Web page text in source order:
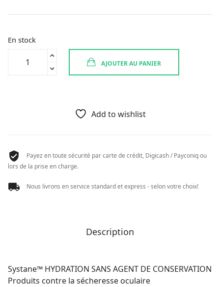
En stock
AJOUTER AU PANIER
Add to wishlist
Payez en toute sécurité par carte de crédit, Digicash / Payconiq ou
lors de la prise en charge.
Nous livrons en service standard et express - selon votre choix!
Description
Systane™ HYDRATION SANS AGENT DE CONSERVATION
Produits contre la sécheresse oculaire